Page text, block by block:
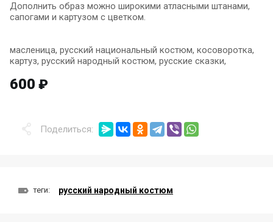
Дополнить образ можно широкими атласными штанами,
сапогами и картузом с цветком.
масленица, русский национальный костюм, косоворотка,
картуз, русский народный костюм, русские сказки,
600 ₽
Поделиться:
теги: русский народный костюм